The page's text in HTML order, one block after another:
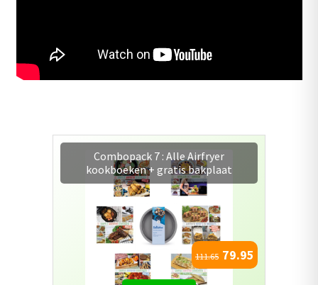
Combopack 7 : Alle Airfryer
kookboeken + gratis bakplaat
111.65 79.95